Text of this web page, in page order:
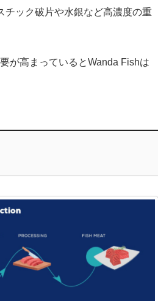
チック破片や水銀など高濃度の重
が高まっているとWanda Fishは